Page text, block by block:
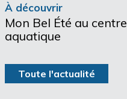
À découvrir
Mon Bel Été au centre
aquatique
Toute l'actualité